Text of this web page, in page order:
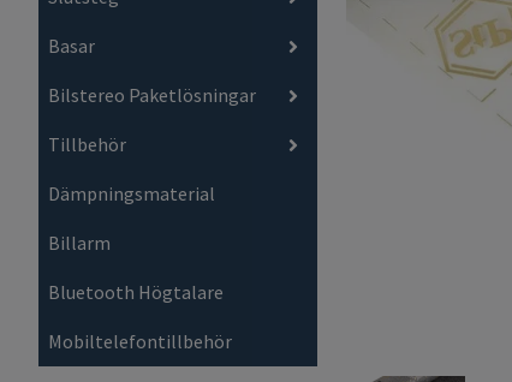
Basar
Bilstereo Paketlösningar
Tillbehör
Dämpningsmaterial
Billarm
Bluetooth Högtalare
Mobiltelefontillbehör